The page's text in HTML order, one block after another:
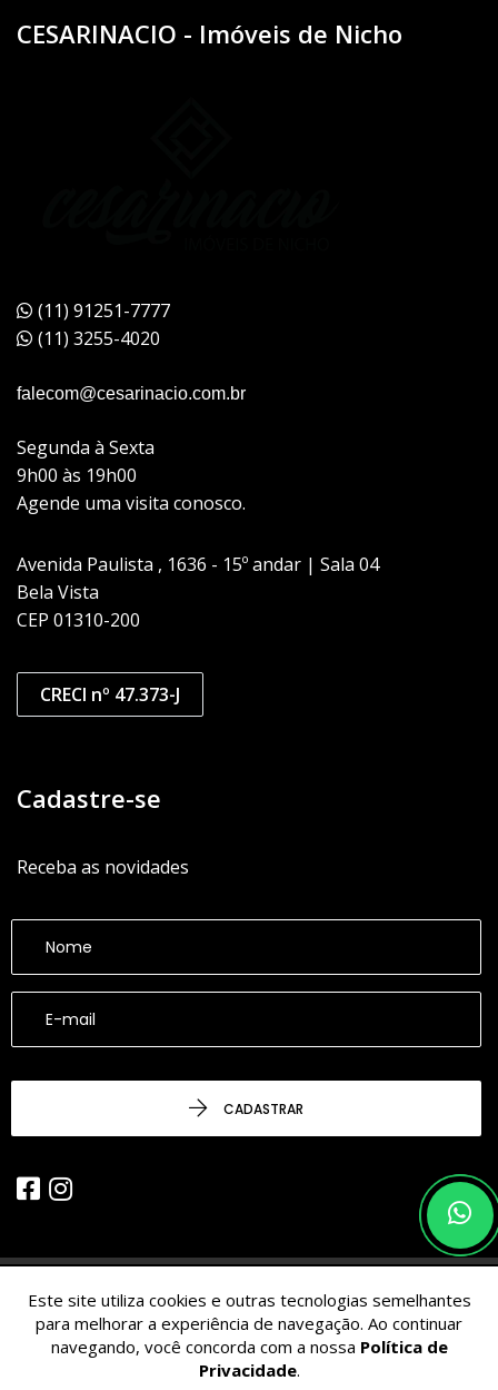
CESARINACIO - Imóveis de Nicho
(11) 91251-7777
(11) 3255-4020
falecom@cesarinacio.com.br
Segunda à Sexta
9h00 às 19h00
Agende uma visita conosco.
Avenida Paulista , 1636 - 15º andar | Sala 04
Bela Vista
CEP 01310-200
CRECI nº 47.373-J
Cadastre-se
Receba as novidades
CADASTRAR
© 2026 - CESARINACIO - Imóveis de Nicho - Todos os Direitos
Reservados.
Este site utiliza cookies e outras tecnologias semelhantes
para melhorar a experiência de navegação. Ao continuar
navegando, você concorda com a nossa Política de
Privacidade.